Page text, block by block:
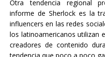
Otra tendencia regional
informe de Sherlock es la
influencers en las redes
los latinoamericanos utilizan
creadores de contenido